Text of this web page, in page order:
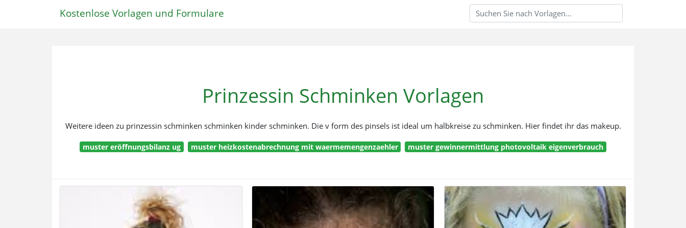
Kostenlose Vorlagen und Formulare
Prinzessin Schminken Vorlagen
Weitere ideen zu prinzessin schminken schminken kinder schminken. Die v form des pinsels ist ideal um halbkreise zu schminken. Hier findet ihr das makeup.
muster eröffnungsbilanz ug muster heizkostenabrechnung mit waermemengenzaehler muster gewinnermittlung photovoltaik eigenverbrauch